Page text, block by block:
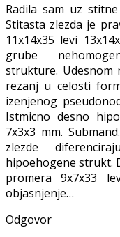
Radila sam uz
Stitasta zlezda je
11x14x35 levi
grube
strukture. Udesnom
rezanj u celosti
izenjenog
Istmicno desno
7x3x3 mm.
zlezde
hipoehogene strukt.
promera 9x7x33
objasnjenje…
Odgovor